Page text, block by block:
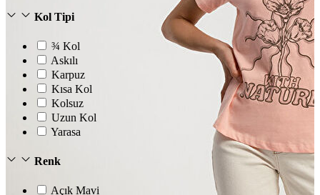
Kol Tipi
¾ Kol
Askılı
Karpuz
Kısa Kol
Kolsuz
Uzun Kol
Yarasa
Renk
Açık Mavi